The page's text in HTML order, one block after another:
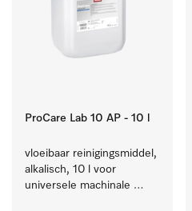
ProCare Lab 10 AP - 10 l
vloeibaar reinigingsmiddel,
alkalisch, 10 l voor
universele machinale